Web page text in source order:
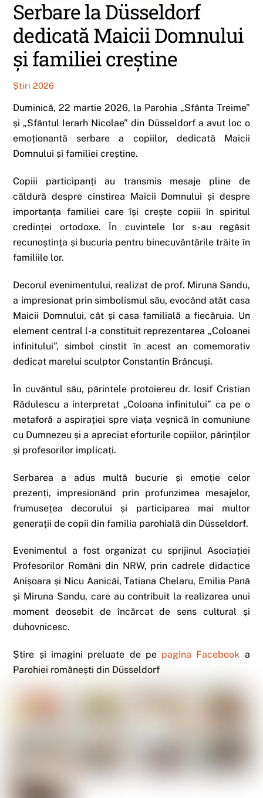
Serbare la Düsseldorf
dedicată Maicii Domnului
și familiei creștine
Știri 2026
Duminică, 22 martie 2026, la Parohia „Sfânta Treime”
și „Sfântul Ierarh Nicolae” din Düsseldorf a avut loc o
emoționantă serbare a copiilor, dedicată Maicii
Domnului și familiei creștine.
Copiii participanți au transmis mesaje pline de
căldură despre cinstirea Maicii Domnului și despre
importanța familiei care își crește copiii în spiritul
credinței ortodoxe. În cuvintele lor s-au regăsit
recunoștința și bucuria pentru binecuvântările trăite în
familiile lor.
Decorul evenimentului, realizat de prof. Miruna Sandu,
a impresionat prin simbolismul său, evocând atât casa
Maicii Domnului, cât și casa familială a fiecăruia. Un
element central l-a constituit reprezentarea „Coloanei
infinitului”, simbol cinstit în acest an comemorativ
dedicat marelui sculptor Constantin Brâncuși.
În cuvântul său, părintele protoiereu dr. Iosif Cristian
Rădulescu a interpretat „Coloana infinitului” ca pe o
metaforă a aspirației spre viața veșnică în comuniune
cu Dumnezeu și a apreciat eforturile copiilor, părinților
și profesorilor implicați.
Serbarea a adus multă bucurie și emoție celor
prezenți, impresionând prin profunzimea mesajelor,
frumusețea decorului și participarea mai multor
generații de copii din familia parohială din Düsseldorf.
Evenimentul a fost organizat cu sprijinul Asociației
Profesorilor Români din NRW, prin cadrele didactice
Anișoara și Nicu Aanicăi, Tatiana Chelaru, Emilia Pană
și Miruna Sandu, care au contribuit la realizarea unui
moment deosebit de încărcat de sens cultural și
duhovnicesc.
Știre și imagini preluate de pe pagina Facebook a
Parohiei românești din Düsseldorf